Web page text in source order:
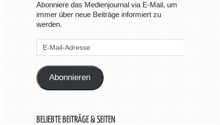
Abonniere das Medienjournal via E-Mail, um
immer über neue Beiträge informiert zu
werden.
Abonnieren
BELIEBTE BEITRÄGE & SEITEN